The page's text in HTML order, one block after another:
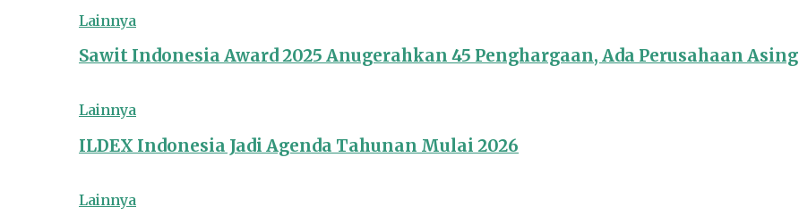
Lainnya
Sawit Indonesia Award 2025 Anugerahkan 45 Penghargaan, Ada Perusahaan Asing
Lainnya
ILDEX Indonesia Jadi Agenda Tahunan Mulai 2026
Lainnya